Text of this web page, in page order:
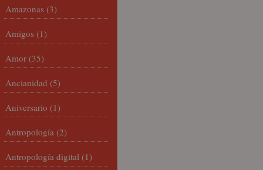
Amazonas (3)
Amigos (1)
Amor (35)
Ancianidad (5)
Aniversario (1)
Antropología (2)
Antropología digital (1)